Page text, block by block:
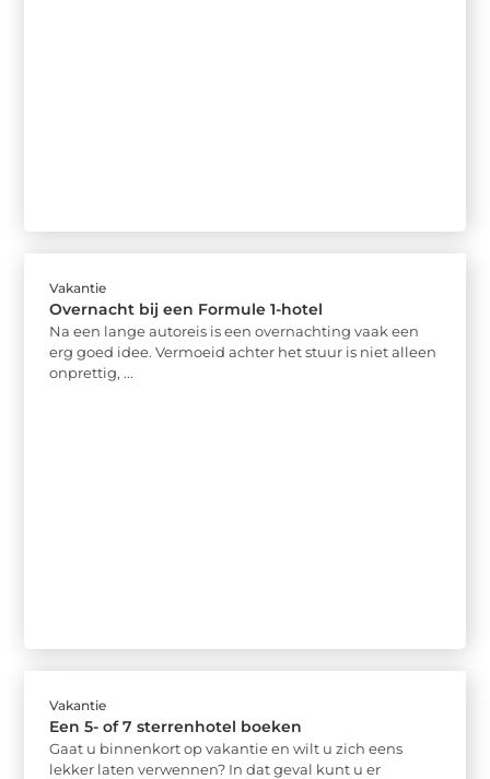
Vakantie
Overnacht bij een Formule 1-hotel
Na een lange autoreis is een overnachting vaak een
erg goed idee. Vermoeid achter het stuur is niet alleen
onprettig, ...
Vakantie
Een 5- of 7 sterrenhotel boeken
Gaat u binnenkort op vakantie en wilt u zich eens
lekker laten verwennen? In dat geval kunt u er